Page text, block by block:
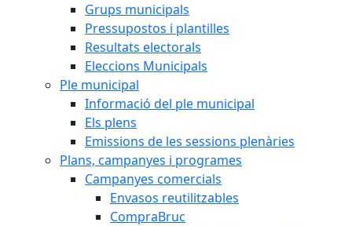
Grups municipals
Pressupostos i plantilles
Resultats electorals
Eleccions Municipals
Ple municipal
Informació del ple municipal
Els plens
Emissions de les sessions plenàries
Plans, campanyes i programes
Campanyes comercials
Envasos reutilitzables
CompraBruc